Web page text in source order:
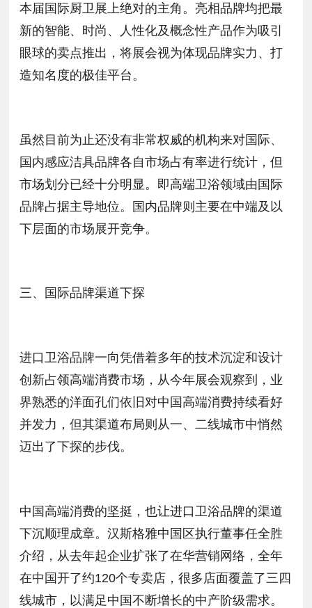
本届国际厨卫展上绝对的主角。亮相品牌均把最
新的智能、时尚、人性化及概念性产品作为吸引
眼球的卖点推出，将展会视为体现品牌实力、打
造知名度的极佳平台。
虽然目前为止还没有非常权威的机构来对国际、
国内感应洁具品牌各自市场占有率进行统计，但
市场划分已经十分明显。即高端卫浴领域由国际
品牌占据主导地位。国内品牌则主要在中端及以
下层面的市场展开竞争。
三、国际品牌渠道下探
进口卫浴品牌一向凭借着多年的技术沉淀和设计
创新占领高端消费市场，从今年展会观察到，业
界熟悉的洋面孔们依旧对中国高端消费持续看好
并发力，但其渠道布局则从一、二线城市中悄然
迈出了下探的步伐。
中国高端消费的坚挺，也让进口卫浴品牌的渠道
下沉顺理成章。汉斯格雅中国区执行董事任全胜
介绍，从去年起企业扩张了在华营销网络，全年
在中国开了约120个专卖店，很多店面覆盖了三四
线城市，以满足中国不断增长的中产阶级需求。